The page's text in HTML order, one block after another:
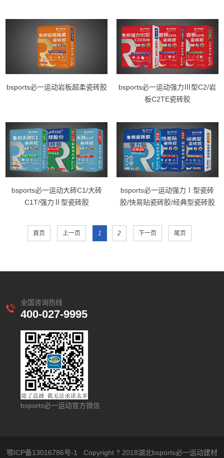
bsports必一运动岩板超柔瓷砖胶
bsports必一运动强力Ⅲ型C2/岩
板C2TE瓷砖胶
bsports必一运动大砖C1/大砖
C1T/强力Ⅱ型瓷砖胶
bsports必一运动强力Ⅰ型瓷砖
胶/快易贴瓷砖胶/经典型瓷砖胶
首页 上一页 1 2 下一页 尾页
全国咨询热线
400-027-9995
bsports必一运动官方微信
鄂ICP备13016786号-1 Copyright ? 2018湖北bsports必一运动建材